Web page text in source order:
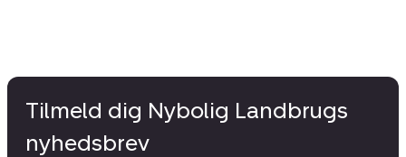
Tilmeld dig Nybolig Landbrugs
nyhedsbrev